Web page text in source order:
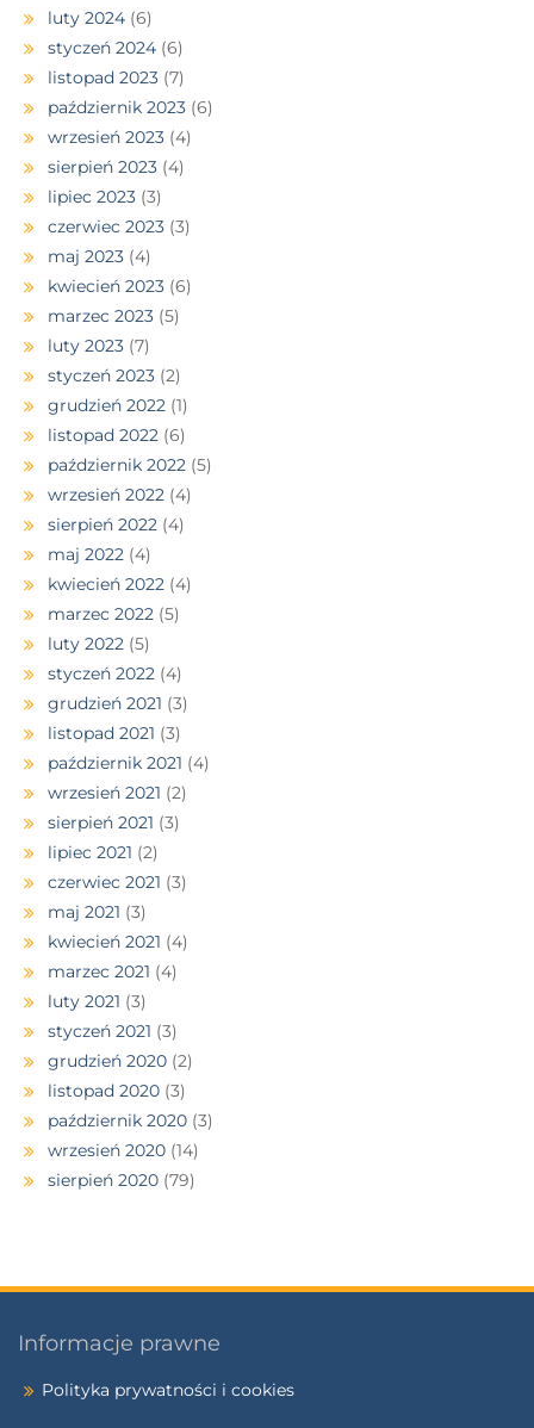
luty 2024 (6)
styczeń 2024 (6)
listopad 2023 (7)
październik 2023 (6)
wrzesień 2023 (4)
sierpień 2023 (4)
lipiec 2023 (3)
czerwiec 2023 (3)
maj 2023 (4)
kwiecień 2023 (6)
marzec 2023 (5)
luty 2023 (7)
styczeń 2023 (2)
grudzień 2022 (1)
listopad 2022 (6)
październik 2022 (5)
wrzesień 2022 (4)
sierpień 2022 (4)
maj 2022 (4)
kwiecień 2022 (4)
marzec 2022 (5)
luty 2022 (5)
styczeń 2022 (4)
grudzień 2021 (3)
listopad 2021 (3)
październik 2021 (4)
wrzesień 2021 (2)
sierpień 2021 (3)
lipiec 2021 (2)
czerwiec 2021 (3)
maj 2021 (3)
kwiecień 2021 (4)
marzec 2021 (4)
luty 2021 (3)
styczeń 2021 (3)
grudzień 2020 (2)
listopad 2020 (3)
październik 2020 (3)
wrzesień 2020 (14)
sierpień 2020 (79)
Informacje prawne
Polityka prywatności i cookies